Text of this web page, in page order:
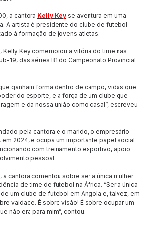
a cantora Kelly Key se aventura em uma
A artista é presidente do clube de futebol
à formação de jovens atletas.
Kelly Key comemorou a vitória do time nas
19, das séries B1 do Campeonato Provincial
ganham forma dentro de campo, vidas que
do esporte, e a força de um clube que
e da nossa união como casal”, escreveu
pela cantora e o marido, o empresário
em 2024, e ocupa um importante papel social
com treinamento esportivo, apoio
pessoal.
a cantora comentou sobre ser a única mulher
de time de futebol na África. “Ser a única
um clube de futebol em Angola e, talvez, em
vaidade. É sobre visão! É sobre ocupar um
não era para mim”, contou.